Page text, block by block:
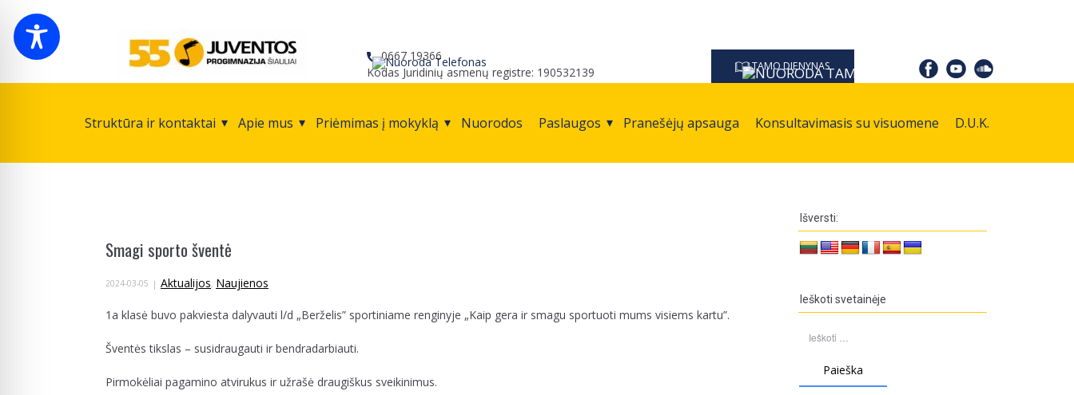
TAMO DIENYNAS
0667 19366
Kodas Juridinių asmenų registre: 190532139
Struktūra ir kontaktai Apie mus Priėmimas į mokyklą Nuorodos Paslaugos Pranešėjų apsauga Konsultavimasis su visuomene D.U.K.
Smagi sporto šventė
2024-03-05 Aktualijos, Naujienos
1a klasė buvo pakviesta dalyvauti l/d „Berželis” sportiniame renginyje „Kaip gera ir smagu sportuoti mums visiems kartu”.
Šventės tikslas – susidraugauti ir bendradarbiauti.
Pirmokėliai pagamino atvirukus ir užrašė draugiškus sveikinimus.
Išversti:
Ieškoti svetainėje